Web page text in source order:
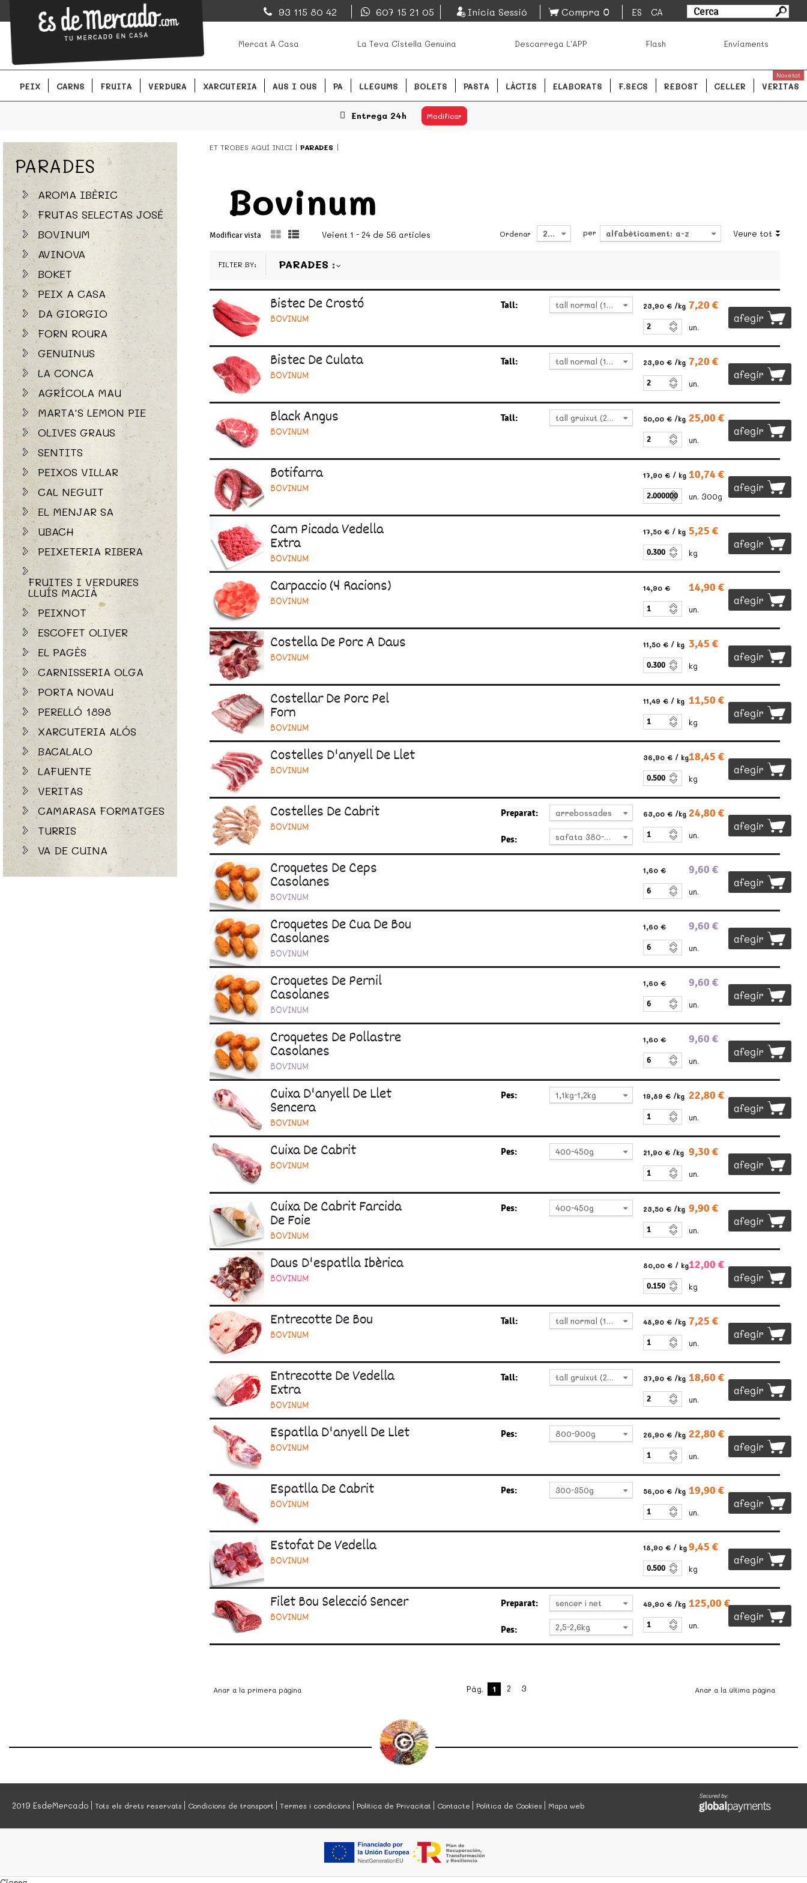
EsDeMercado.com
EsDeMercado.com te lleva a casa los mejores productos de los mejores mercados de
Barcelona y de productores locales.
EsDeMercado.com
Barcelona y de productores locales.
93 115 80 42 607 15 21 05 Inicia Sessió Compra 0 ES CA
Mercat A Casa La Teva Cistella Genuïna Descarrega L'APP Flash Enviaments
PEIX CARNS FRUITA VERDURA XARCUTERIA AUS I OUS PA LLEGUMS BOLETS PASTA LÀCTIS ELABORATS F.SECS REBOST CELLER VERITAS
Novetat
Entrega 24h Modificar
ET TROBES AQUÍ INICI PARADES
Bovinum
Modificar vista Veient 1 - 24 de 56 articles Veure tot
per alfabèticament: a-z
Ordenar 24
FILTER BY: PARADES
Bistec De Crostó
BOVINUM
Tall: tall normal (140-160g) 23,90 € /kg 7,20 €
un.
afegir
Bistec De Culata
BOVINUM
Tall: tall normal (140-160g) 23,90 € /kg 7,20 €
un.
afegir
Black Angus
BOVINUM
Tall: tall gruixut (240-250g) 50,00 € /kg 25,00 €
un.
afegir
Botifarra
BOVINUM
17,90 € / kg 10,74 €
un. 300g
afegir
Carn Picada Vedella
Extra
BOVINUM
17,50 € / kg 5,25 €
kg
afegir
Carpaccio (4 Racions)
BOVINUM
14,90 € 14,90 €
un.
afegir
Costella De Porc A Daus
BOVINUM
11,50 € / kg 3,45 €
kg
afegir
Costellar De Porc Pel
Forn
BOVINUM
11,49 € / kg 11,50 €
kg
afegir
Costelles D'anyell De Llet
BOVINUM
36,90 € / kg18,45 €
kg
afegir
Costelles De Cabrit
BOVINUM
Preparat:
Pes:
arrebossades
safata 380-400g
63,00 € /kg 24,80 €
un.
afegir
Croquetes De Ceps
Casolanes
BOVINUM
1,60 € 9,60 €
un.
afegir
Croquetes De Cua De Bou
Casolanes
BOVINUM
1,60 € 9,60 €
un.
afegir
Croquetes De Pernil
Casolanes
BOVINUM
1,60 € 9,60 €
un.
afegir
Croquetes De Pollastre
Casolanes
BOVINUM
1,60 € 9,60 €
un.
afegir
Cuixa D'anyell De Llet
Sencera
BOVINUM
Pes: 1,1kg-1,2kg 19,89 € /kg 22,80 €
un.
afegir
Cuixa De Cabrit
BOVINUM
Pes: 400-450g 21,90 € /kg 9,30 €
un.
afegir
Cuixa De Cabrit Farcida
De Foie
BOVINUM
Pes: 400-450g 23,50 € /kg 9,90 €
un.
afegir
Daus D'espatlla Ibèrica
BOVINUM
80,00 € / kg12,00 €
kg
afegir
Entrecotte De Bou
BOVINUM
Tall: tall normal (140-160g) 48,90 € /kg 7,25 €
un.
afegir
Entrecotte De Vedella
Extra
BOVINUM
Tall: tall gruixut (240-250g) 37,90 € /kg 18,60 €
un.
afegir
Espatlla D'anyell De Llet
BOVINUM
Pes: 800-900g 26,90 € /kg 22,80 €
un.
afegir
Espatlla De Cabrit
BOVINUM
Pes: 300-350g 56,00 € /kg 19,90 €
un.
afegir
Estofat De Vedella
BOVINUM
18,90 € / kg 9,45 €
kg
afegir
Filet Bou Selecció Sencer
BOVINUM
Preparat:
Pes:
sencer i net
2,5-2,6kg
49,90 € /kg 125,00 €
un.
afegir
Anar a la primera pàgina Pàg. 1 2 3 Anar a la última pàgina
PARADES
AROMA IBÈRIC
FRUTAS SELECTAS JOSÉ
BOVINUM
AVINOVA
BOKET
PEIX A CASA
DA GIORGIO
FORN ROURA
GENUINUS
LA CONCA
AGRÍCOLA MAU
MARTA'S LEMON PIE
OLIVES GRAUS
SENTITS
PEIXOS VILLAR
CAL NEGUIT
EL MENJAR SA
UBACH
PEIXETERIA RIBERA
FRUITES I VERDURES
LLUÍS MACIÀ
PEIXNOT
ESCOFET OLIVER
EL PAGÈS
CARNISSERIA OLGA
PORTA NOVAU
PERELLÓ 1898
XARCUTERIA ALÓS
BACALALO
LAFUENTE
VERITAS
CAMARASA FORMATGES
TURRIS
VA DE CUINA
2019 EsdeMercado Tots els drets reservats Condicions de transport Termes i condicions Política de Privacitat Contacte Política de Cookies Mapa web